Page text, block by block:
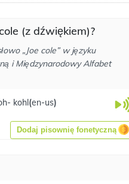
(z dźwiękiem)?
„Joe cole” w języku
i Międzynarodowy Alfabet
kohl(en-us)
Dodaj pisownię fonetyczną